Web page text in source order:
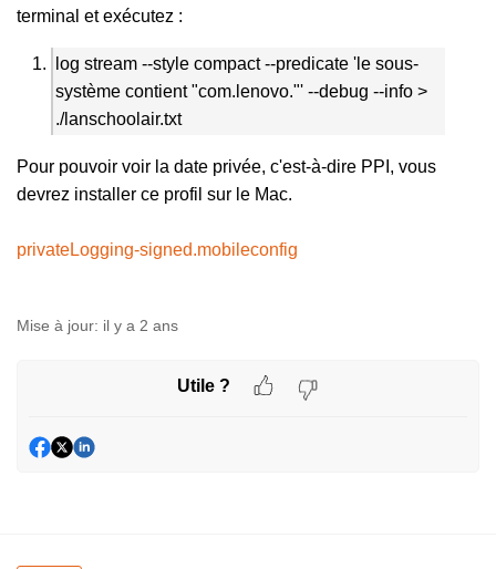
terminal et exécutez :
log stream --style compact --predicate 'le sous-
système contient "com.lenovo."' --debug --info >
./lanschoolair.txt
Pour pouvoir voir la date privée, c'est-à-dire PPI, vous
devrez installer ce profil sur le Mac.
privateLogging-signed.mobileconfig
Mise à jour: il y a 2 ans
Utile ?